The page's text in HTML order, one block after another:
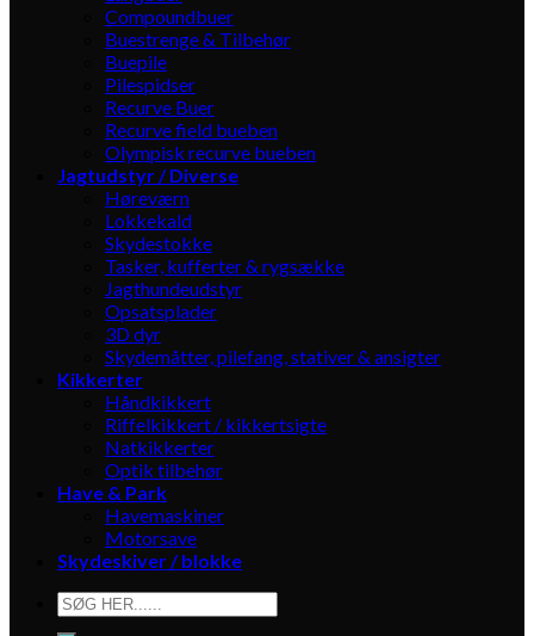
Compoundbuer
Buestrenge & Tilbehør
Buepile
Pilespidser
Recurve Buer
Recurve field bueben
Olympisk recurve bueben
Jagtudstyr / Diverse
Høreværn
Lokkekald
Skydestokke
Tasker, kufferter & rygsække
Jagthundeudstyr
Opsatsplader
3D dyr
Skydemåtter, pilefang, stativer & ansigter
Kikkerter
Håndkikkert
Riffelkikkert / kikkertsigte
Natkikkerter
Optik tilbehør
Have & Park
Havemaskiner
Motorsave
Skydeskiver / blokke
Søg
efter: